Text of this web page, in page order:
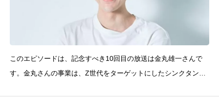
このエピソードは、記念すべき10回目の放送は金丸雄一さんで
す。金丸さんの事業は、Z世代をターゲットにしたシンクタンク